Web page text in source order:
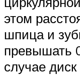
этом
шпица и
превышать
случае